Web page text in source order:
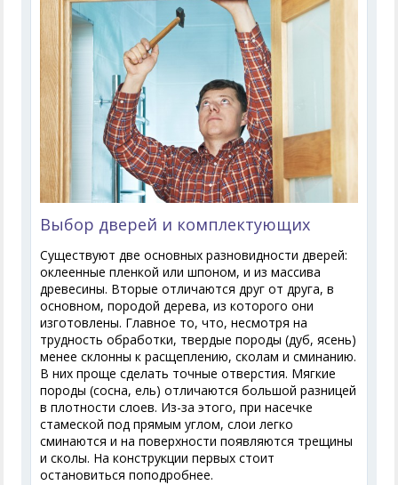
Выбор дверей и комплектующих
Существуют две основных разновидности дверей:
оклеенные пленкой или шпоном, и из массива
древесины. Вторые отличаются друг от друга, в
основном, породой дерева, из которого они
изготовлены. Главное то, что, несмотря на
трудность обработки, твердые породы (дуб, ясень)
менее склонны к расщеплению, сколам и сминанию.
В них проще сделать точные отверстия. Мягкие
породы (сосна, ель) отличаются большой разницей
в плотности слоев. Из-за этого, при насечке
стамеской под прямым углом, слои легко
сминаются и на поверхности появляются трещины
и сколы. На конструкции первых стоит
остановиться поподробнее.